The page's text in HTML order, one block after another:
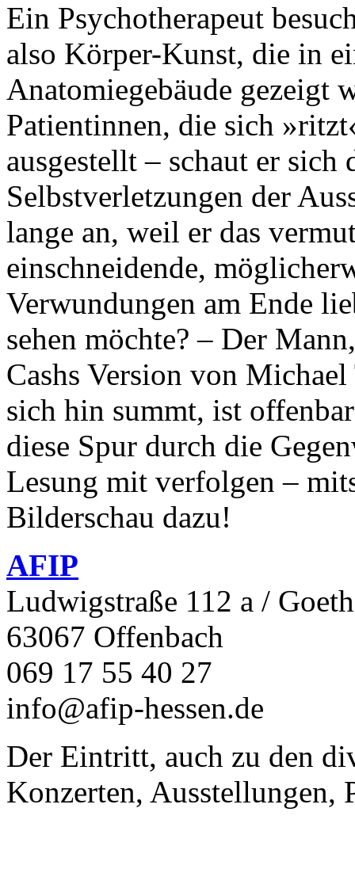
Ein Psychotherapeut
also Körper-Kunst, die in
Anatomiegebäude gezeigt
Patientinnen, die sich
ausgestellt – schaut er sich
Selbstverletzungen der
lange an, weil er das
einschneidende,
Verwundungen am Ende
sehen möchte? – Der
Cashs Version von
sich hin summt, ist
diese Spur durch die
Lesung mit verfolgen –
Bilderschau dazu!
AFIP
Ludwigstraße 112 a /
63067 Offenbach
069 17 55 40 27
info@afip-hessen.de
Der Eintritt, auch zu den
Konzerten, Ausstellungen,